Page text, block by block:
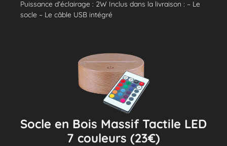
Puissance d’éclairage : 2W Inclus dans la livraison : – Le
socle – Le câble USB intégré
Socle en Bois Massif Tactile LED
7 couleurs (23€)